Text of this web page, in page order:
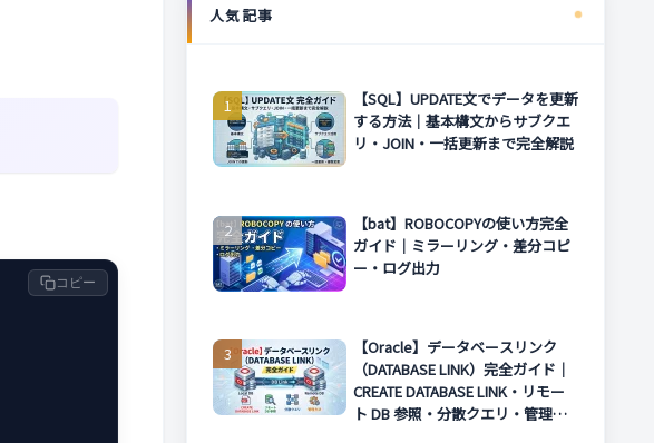
コピー
人気記事
【SQL】UPDATE文でデータを更新
する方法｜基本構文からサブクエ
リ・JOIN・一括更新まで完全解説
【bat】ROBOCOPYの使い方完全
ガイド｜ミラーリング・差分コピ
ー・ログ出力
【Oracle】データベースリンク
（DATABASE LINK）完全ガイド｜
CREATE DATABASE LINK・リモー
ト DB 参照・分散クエリ・管理方